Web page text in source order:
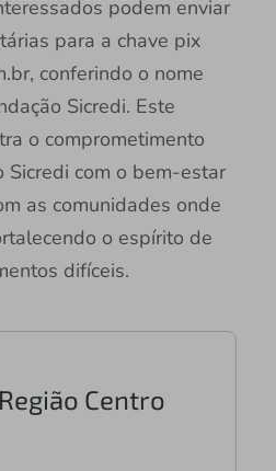
podem enviar
para a chave pix
conferindo o nome
Sicredi. Este
o comprometimento
Sicredi com o bem-estar
as comunidades onde
o espírito de
difíceis.
Centro